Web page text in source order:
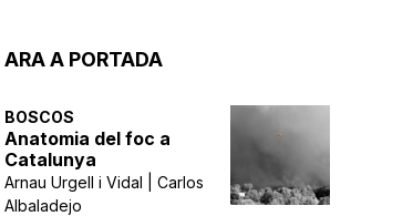
ARA A PORTADA
BOSCOS
Anatomia del foc a
Catalunya
Arnau Urgell i Vidal | Carlos
Albaladejo